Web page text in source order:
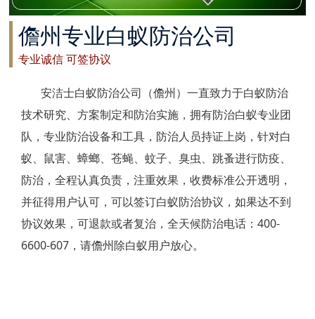
如皋白蚁防治
海安白蚁防治
泰州白蚁防治
兴化白蚁防治
靖江白蚁防治
泰兴白蚁防治
扬州白蚁防治
宝应白蚁防治
儋州专业白蚁防治公司
专业诚信 可签协议
安洁士白蚁防治公司（儋州）一直致力于白蚁防治
技术研究、方案制定和防治实施，拥有防治白蚁专业团
队，专业防治设备和工具，防治人员持证上岗，针对白
蚁、鼠害、蟑螂、苍蝇、蚊子、臭虫、跳蚤进行防疫、
防治，全程认真负责，注重效果，收费标准公开透明，
并征得用户认可，可以签订白蚁防治协议，如果达不到
协议效果，可退款或者复治，全天候防治电话：400-
6600-607，请儋州除白蚁用户放心。